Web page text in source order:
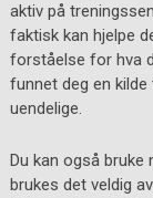
aktiv på
faktisk kan hjelpe
forståelse for hva
funnet deg en
uendelige.
Du kan også
brukes det veldig